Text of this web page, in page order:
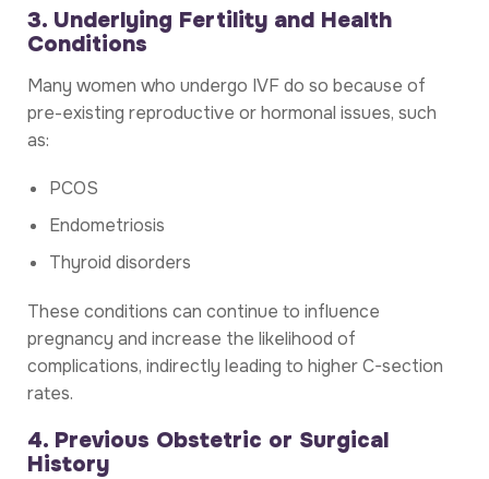
3. Underlying Fertility and Health
Conditions
Many women who undergo IVF do so because of
pre-existing reproductive or hormonal issues, such
as:
PCOS
Endometriosis
Thyroid disorders
These conditions can continue to influence
pregnancy and increase the likelihood of
complications, indirectly leading to higher C-section
rates.
4. Previous Obstetric or Surgical
History